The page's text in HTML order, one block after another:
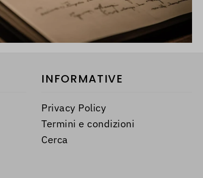
INFORMATIVE
Privacy Policy
Termini e condizioni
Cerca